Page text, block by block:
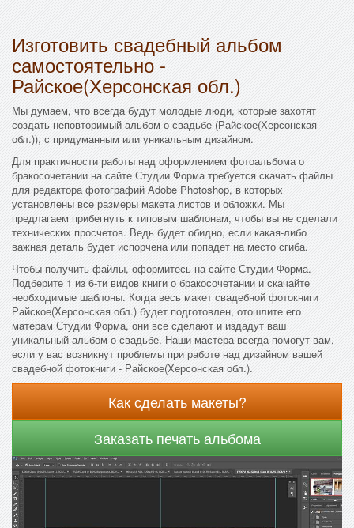
Изготовить свадебный альбом
самостоятельно -
Райское(Херсонская обл.)
Мы думаем, что всегда будут молодые люди, которые захотят
создать неповторимый альбом о свадьбе (Райское(Херсонская
обл.)), с придуманным или уникальным дизайном.
Для практичности работы над оформлением фотоальбома о
бракосочетании на сайте Студии Форма требуется скачать файлы
для редактора фотографий Adobe Photoshop, в которых
установлены все размеры макета листов и обложки. Мы
предлагаем прибегнуть к типовым шаблонам, чтобы вы не сделали
технических просчетов. Ведь будет обидно, если какая-либо
важная деталь будет испорчена или попадет на место сгиба.
Чтобы получить файлы, оформитесь на сайте Студии Форма.
Подберите 1 из 6-ти видов книги о бракосочетании и скачайте
необходимые шаблоны. Когда весь макет свадебной фотокниги
Райское(Херсонская обл.) будет подготовлен, отошлите его
матерам Студии Форма, они все сделают и издадут ваш
уникальный альбом о свадьбе. Наши мастера всегда помогут вам,
если у вас возникнут проблемы при работе над дизайном вашей
свадебной фотокниги - Райское(Херсонская обл.).
Как сделать макеты?
Заказать печать альбома